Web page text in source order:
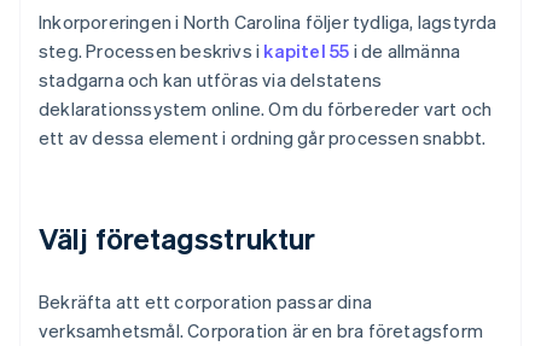
Inkorporeringen i North Carolina följer tydliga, lagstyrda
steg. Processen beskrivs i kapitel 55 i de allmänna
stadgarna och kan utföras via delstatens
deklarationssystem online. Om du förbereder vart och
ett av dessa element i ordning går processen snabbt.
Välj företagsstruktur
Bekräfta att ett corporation passar dina
verksamhetsmål. Corporation är en bra företagsform